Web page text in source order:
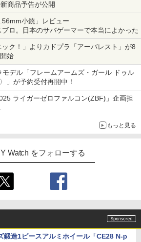
商品予告が公開
小銃」レビュー
ロ。日本のサバゲーマーで本当によかった
ック！」よりカドプラ「アーバレスト」が8
始
デル「フレームアームズ・ガール ドゥル
」が予約受付再開中！
ライガーゼロファルコン(ZBF)」企画担
もっと見る
Watch をフォローする
鍛造1ピースアルミホイール「CE28 N-p